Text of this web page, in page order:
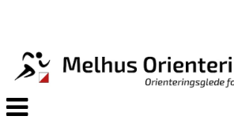
Veksle
navigasjon